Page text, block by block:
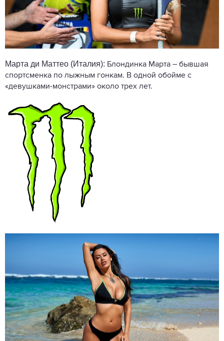
Марта ди Маттео (Италия): Блондинка Марта – бывшая
спортсменка по лыжным гонкам. В одной обойме с
«девушками-монстрами» около трех лет.